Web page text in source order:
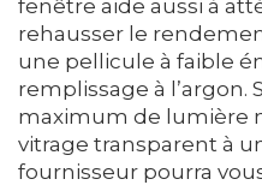
fenêtre aide aussi à
rehausser le
une pellicule à faible
remplissage à l’argon.
maximum de lumière
vitrage transparent à
fournisseur pourra